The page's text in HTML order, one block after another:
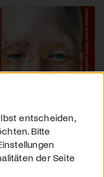
entscheiden,
Bitte
der Seite